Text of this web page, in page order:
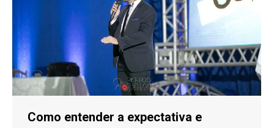
Como entender a expectativa e